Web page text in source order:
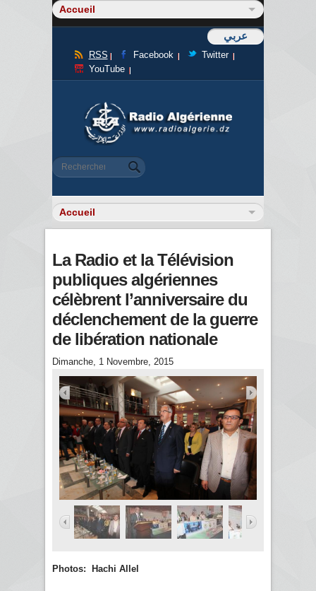
عربي
RSS Facebook
Twitter
YouTube
Formulaire de recherche
Rechercher
La Radio et la Télévision
publiques algériennes
célèbrent l’anniversaire du
déclenchement de la guerre
de libération nationale
Dimanche, 1 Novembre, 2015
Photos: Hachi Allel